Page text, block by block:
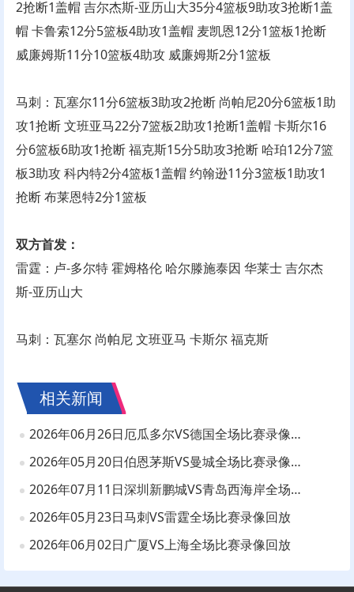
2抢断1盖帽 吉尔杰斯-亚历山大35分4篮板9助攻3抢断1盖
帽 卡鲁索12分5篮板4助攻1盖帽 麦凯恩12分1篮板1抢断
威廉姆斯11分10篮板4助攻 威廉姆斯2分1篮板
马刺：瓦塞尔11分6篮板3助攻2抢断 尚帕尼20分6篮板1助
攻1抢断 文班亚马22分7篮板2助攻1抢断1盖帽 卡斯尔16
分6篮板6助攻1抢断 福克斯15分5助攻3抢断 哈珀12分7篮
板3助攻 科内特2分4篮板1盖帽 约翰逊11分3篮板1助攻1
抢断 布莱恩特2分1篮板
双方首发：
雷霆：卢-多尔特 霍姆格伦 哈尔滕施泰因 华莱士 吉尔杰
斯-亚历山大
马刺：瓦塞尔 尚帕尼 文班亚马 卡斯尔 福克斯
相关新闻
2026年06月26日厄瓜多尔VS德国全场比赛录像回放
2026年05月20日伯恩茅斯VS曼城全场比赛录像回放
2026年07月11日深圳新鹏城VS青岛西海岸全场比赛录像回放
2026年05月23日马刺VS雷霆全场比赛录像回放
2026年06月02日广厦VS上海全场比赛录像回放